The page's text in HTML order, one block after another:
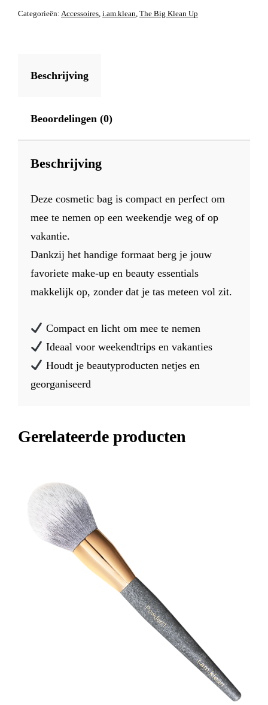
Categorieën: Accessoires i.am.klean The Big Klean Up
Beschrijving
Beoordelingen (0)
Beschrijving
Deze cosmetic bag is compact en perfect om
mee te nemen op een weekendje weg of op
vakantie.
Dankzij het handige formaat berg je jouw
favoriete make-up en beauty essentials
makkelijk op, zonder dat je tas meteen vol zit.
Compact en licht om mee te nemen
Ideaal voor weekendtrips en vakanties
Houdt je beautyproducten netjes en
georganiseerd
Gerelateerde producten